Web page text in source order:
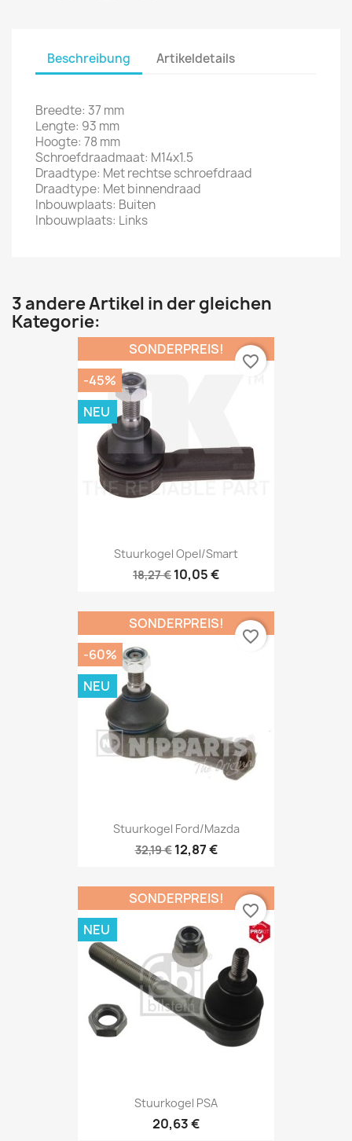
Beschreibung Artikeldetails
Breedte: 37 mm
Lengte: 93 mm
Hoogte: 78 mm
Schroefdraadmaat: M14x1.5
Draadtype: Met rechtse schroefdraad
Draadtype: Met binnendraad
Inbouwplaats: Buiten
Inbouwplaats: Links
3 andere Artikel in der gleichen
Kategorie:
Stuurkogel Opel/Smart
18,27 € 10,05 €
SONDERPREIS!
-45%
NEU
favorite_border
Stuurkogel Ford/Mazda
32,19 € 12,87 €
SONDERPREIS!
-60%
NEU
favorite_border
Stuurkogel PSA
20,63 €
SONDERPREIS!
NEU
favorite_border